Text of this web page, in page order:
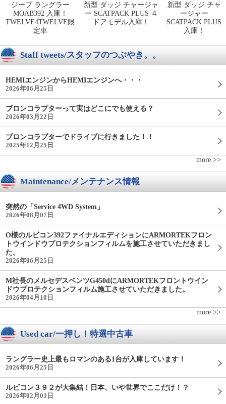
ジープ ラングラー
MOAB392 入庫！
TWELVE4TWELVE限
定車
新型 ダッジ チャージャ
ー SCATPACK PLUS ４
ドアモデル入庫！
新型 ダッジ チャ
ージャー
SCATPACK PLUS
入庫！
Staff tweets/スタッフのつぶやき。。
HEMIエンジンからHEMIエンジンへ・・・
2026年06月25日
ブロンコラプターって実はどこにでも使える？
2026年03月22日
ブロンコラプターでドライブに行きました！！
2025年12月25日
more >>
Maintenance/メンテナンス情報
突然の「Service 4WD System」
2026年08月07日
O様のルビコン392ファイナルエディションにARMORTEKフロン
トウインドウプロテクションフィルムを施工させていただきまし
た。
2026年06月25日
M社長のメルセデスベンツG450dにARMORTEKフロントウイン
ドウプロテクションフィルム施工させていただきました。
2026年04月10日
more >>
Used car/一押し！特選中古車
ラングラー史上最もロマンのある1台が入庫しています！
2026年06月25日
ルビコン３９２が大集結！日本、いや世界でここだけ！？
2026年02月03日